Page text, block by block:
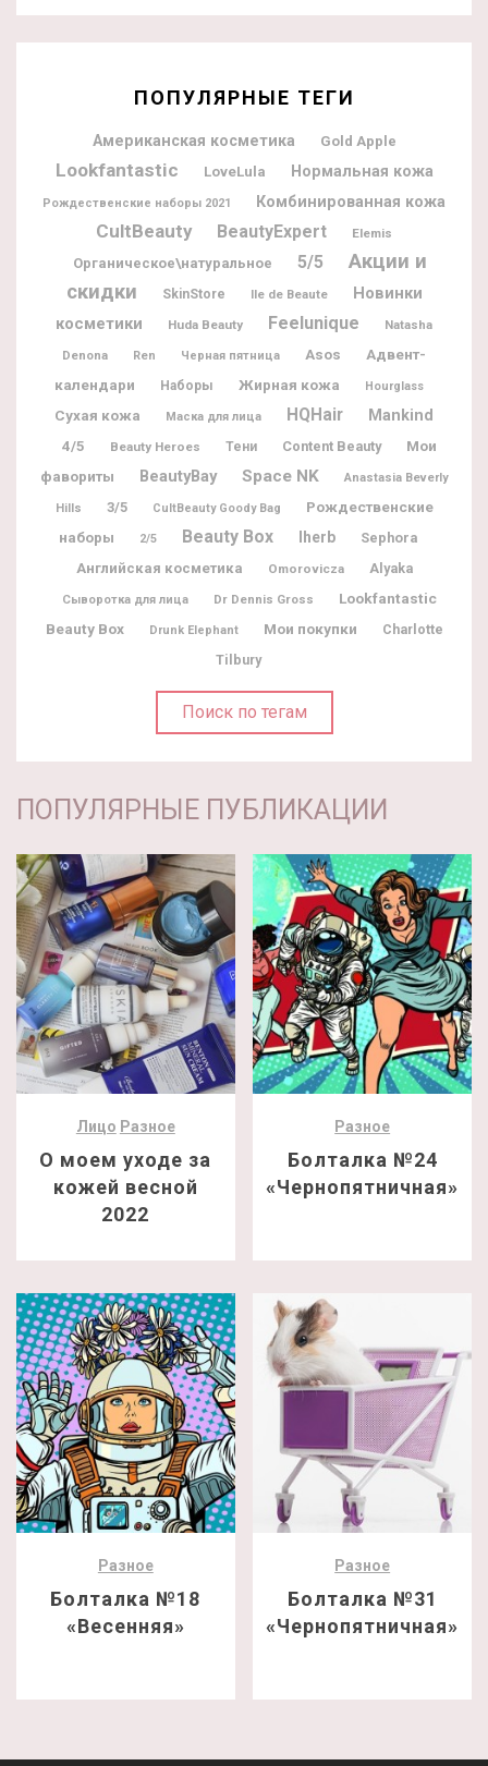
ПОПУЛЯРНЫЕ ТЕГИ
Американская косметика Gold Apple
Lookfantastic LoveLula Нормальная кожа
Рождественские наборы 2021 Комбинированная кожа
CultBeauty BeautyExpert Elemis
Органическое\натуральное 5/5
Акции и
скидки
SkinStore Ile de Beaute
Новинки
косметики
Huda Beauty Feelunique
Natasha
Denona
Ren Черная пятница Asos
Адвент-
календари
Наборы Жирная кожа Hourglass
Сухая кожа Маска для лица HQHair Mankind
4/5 Beauty Heroes Тени Content Beauty
Мои
фавориты
BeautyBay Space NK Anastasia Beverly
Hills 3/5 CultBeauty Goody Bag
Рождественские
наборы
2/5 Beauty Box Iherb
Sephora
Английская косметика
Omorovicza Alyaka
Сыворотка для лица Dr Dennis Gross
Lookfantastic
Beauty Box
Drunk Elephant Мои покупки
Charlotte
Tilbury
Поиск по тегам
ПОПУЛЯРНЫЕ ПУБЛИКАЦИИ
Лицо Разное
О моем уходе за
кожей весной
2022
Разное
Болталка №24
«Чернопятничная»
Разное
Болталка №18
«Весенняя»
Разное
Болталка №31
«Чернопятничная»